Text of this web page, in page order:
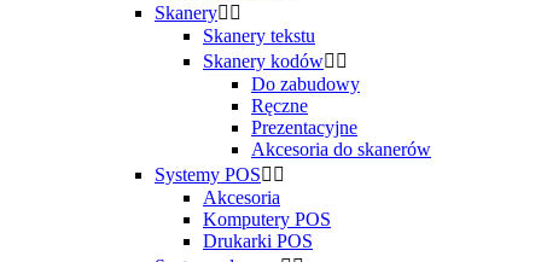
Skanery 
Skanery tekstu
Skanery kodów 
Do zabudowy
Ręczne
Prezentacyjne
Akcesoria do skanerów
Systemy POS 
Akcesoria
Komputery POS
Drukarki POS